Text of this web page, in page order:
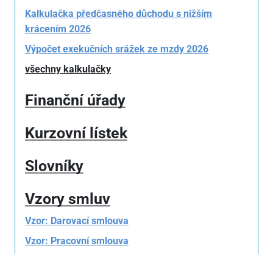
Kalkulačka předčasného důchodu s nižším
krácením 2026
Výpočet exekučních srážek ze mzdy 2026
všechny kalkulačky
Finanční úřady
Kurzovní lístek
Slovníky
Vzory smluv
Vzor: Darovací smlouva
Vzor: Pracovní smlouva